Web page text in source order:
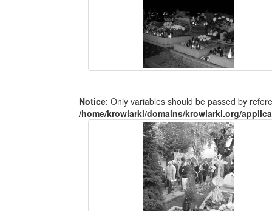
Notice: Only variables should be passed by
/home/krowiarki/domains/krowiarki.org/